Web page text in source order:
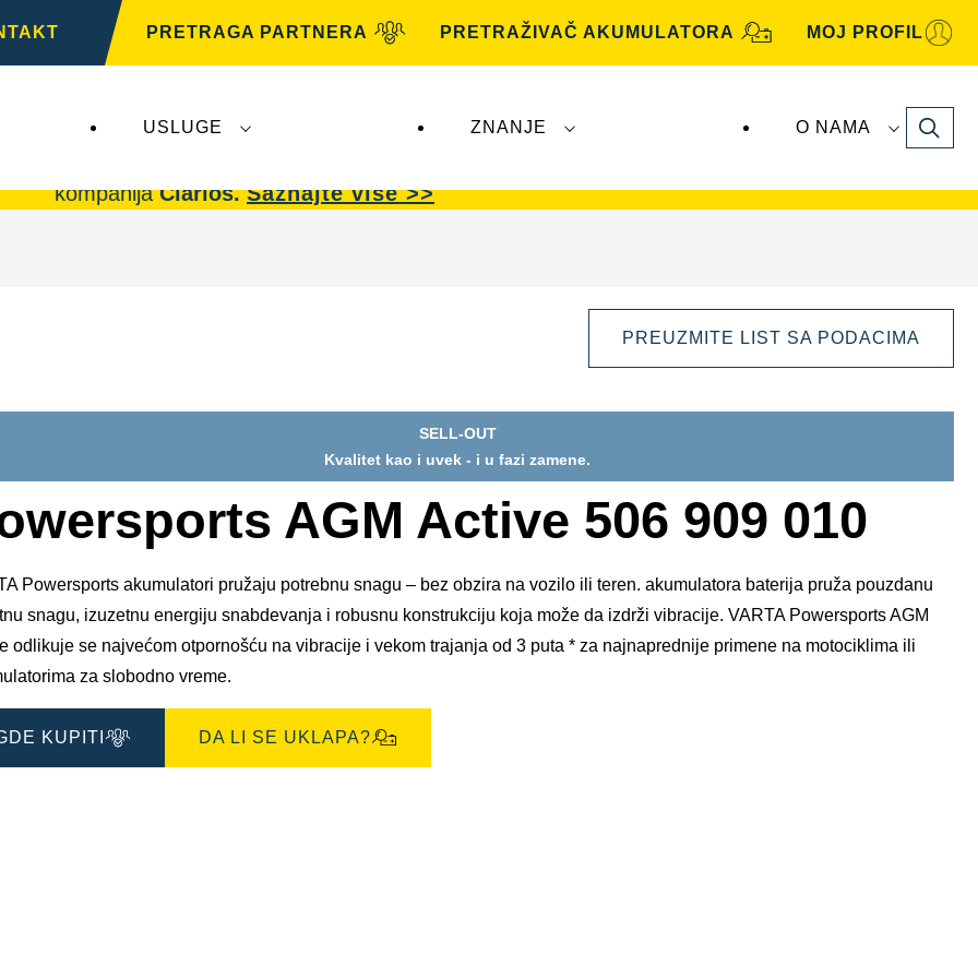
PRETRAGA PARTNERA PRETRAŽIVAČ AKUMULATORA MOJ PROFIL
USLUGE ZNANJE O NAMA Search
kompanijaClarios.Saznajte više >>
PREUZMITE LIST SA PODACIMA
SELL-OUT
Kvalitet kao i uvek - i u fazi zamene.
AGM Active 506 909 010
Powersports akumulatori pružaju potrebnu snagu – bez obzira na vozilo ili teren. akumulatora baterija pruža pouzdanu
snagu, izuzetnu energiju snabdevanja i robusnu konstrukciju koja može da izdrži vibracije. VARTA Powersports AGM
odlikuje se najvećom otpornošću na vibracije i vekom trajanja od 3 puta * za najnaprednije primene na motociklima ili
za slobodno vreme.
KUPITI DA LI SE UKLAPA?